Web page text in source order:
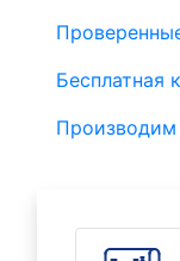
Бесплатная
Производим